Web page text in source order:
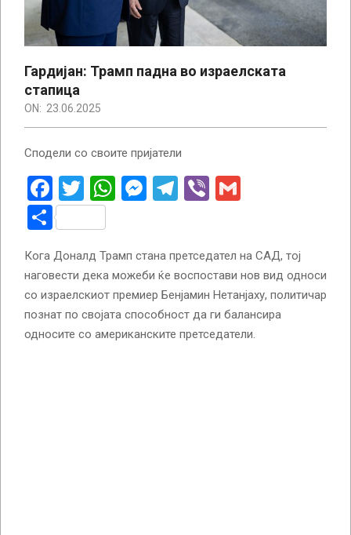
Гардијан: Трамп падна во израелската
стапица
ON: 23.06.2025
Сподели со своите пријатели
Facebook
Twitter
WhatsApp
Messenger
Telegram
Viber
Share
Кога Доналд Трамп стана претседател на САД, тој
наговести дека можеби ќе воспостави нов вид односи
со израелскиот премиер Бенјамин Нетанјаху, политичар
познат по својата способност да ги балансира
односите со американските претседатели.